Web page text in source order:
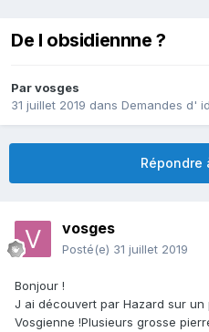
De l obsidiennne ?
Parvosges
31 juillet 2019 dans Demandes d'
Répondre
vosges
Posté(e) 31 juillet 2019
Bonjour !
J ai découvert par Hazard sur
Vosgienne !Plusieurs grosse